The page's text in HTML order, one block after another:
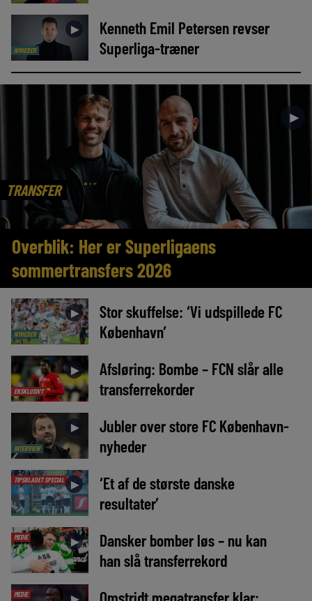
NYHEDER
►
Kenneth Emil Petersen revser
Superliga-træner
TRANSFER
►
Overblik: Her er Superligaens
sommertransfers 2026
NYHEDER
►
Stor skuffelse: ‘Vi udspillede FC
København’
EKSKLUSIVT
►
Afsløring: Bombe – FCN slår alle
transferrekorder
INTERVIEW
►
Jubler over store FC København-
nyheder
TIPSBLADET SPECIAL ►
‘Et af de største danske
resultater’
MEDIE ►
Dansker bomber løs – nu kan
han slå transferrekord
MEDIE